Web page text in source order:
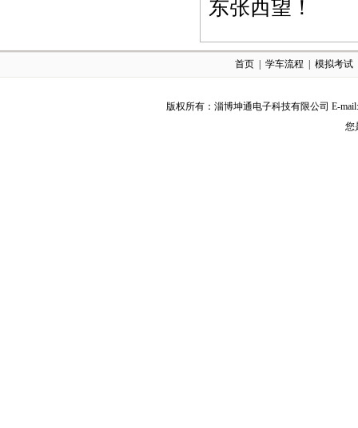
东张西望！
首页 |学车流程 |模拟考试
版权所有：淄博坤通电子科技有限公司 E-
您